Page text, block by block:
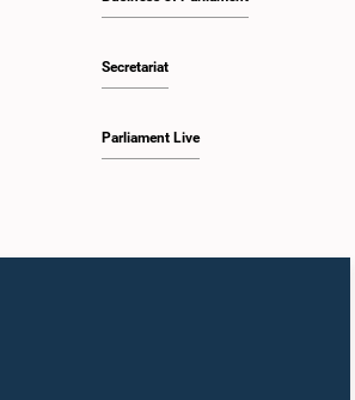
Secretariat
Parliament Live